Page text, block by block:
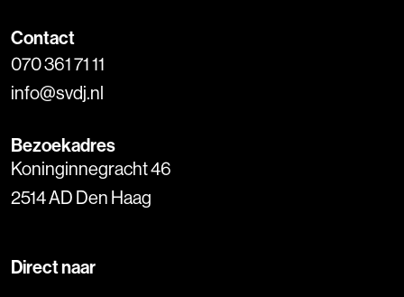
Contact
070 361 71 11
info@svdj.nl
Bezoekadres
Koninginnegracht 46
2514 AD Den Haag
Direct naar